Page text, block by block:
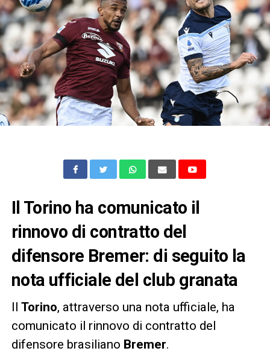
Il Torino ha comunicato il
rinnovo di contratto del
difensore Bremer: di seguito la
nota ufficiale del club granata
Il Torino, attraverso una nota ufficiale, ha
comunicato il rinnovo di contratto del
difensore brasiliano Bremer.